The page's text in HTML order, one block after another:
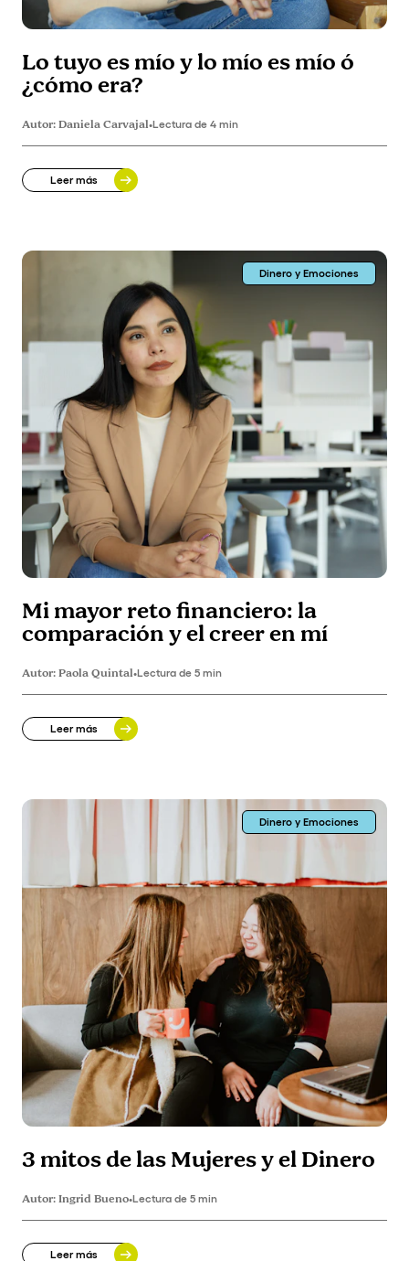
Lo tuyo es mío y lo mío es mío ó
¿cómo era?
Autor:Daniela Carvajal•Lectura de 4 min
Leer más
Dinero y Emociones
Mi mayor reto financiero: la
comparación y el creer en mí
Autor:Paola Quintal•Lectura de 5 min
Leer más
Dinero y Emociones
3 mitos de las Mujeres y el Dinero
Autor:Ingrid Bueno•Lectura de 5 min
Leer más